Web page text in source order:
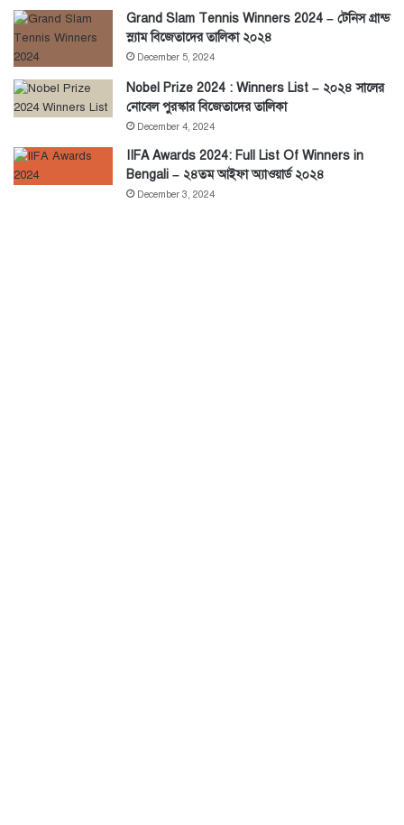
Grand Slam Tennis Winners 2024 – টেনিস গ্রান্ড
স্ল্যাম বিজেতাদের তালিকা ২০২৪
December 5, 2024
Nobel Prize 2024 : Winners List – ২০২৪ সালের
নোবেল পুরস্কার বিজেতাদের তালিকা
December 4, 2024
IIFA Awards 2024: Full List Of Winners in
Bengali – ২৪তম আইফা অ্যাওয়ার্ড ২০২৪
December 3, 2024